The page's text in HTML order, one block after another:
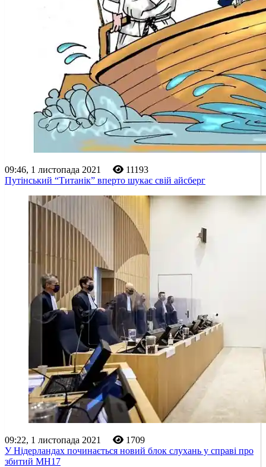
09:46, 1 листопада 2021
11193
Путінський “Титанік” вперто шукає свій айсберг
09:22, 1 листопада 2021
1709
У Нідерландах починається новий блок слухань у справі про
збитий MH17